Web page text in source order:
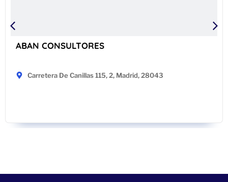
ABAN CONSULTORES
Carretera De Canillas 115, 2, Madrid, 28043